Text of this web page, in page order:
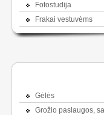
Fotostudija
Frakai vestuvėms
Gėlės
Grožio paslaugos,